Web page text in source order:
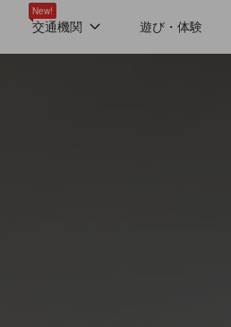
New!
交通機関 遊び・体験